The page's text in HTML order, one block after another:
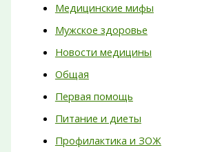
Медицинские мифы
Мужское здоровье
Новости медицины
Общая
Первая помощь
Питание и диеты
Профилактика и ЗОЖ